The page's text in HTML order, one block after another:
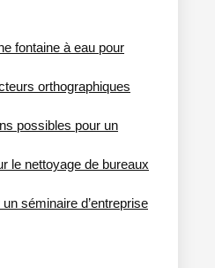
fontaine à eau pour
orthographiques
possibles pour un
le nettoyage de bureaux
séminaire d’entreprise